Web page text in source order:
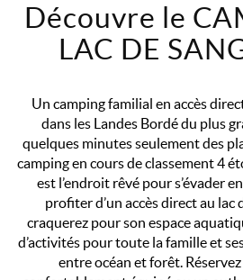
Découvre le
LAC DE
Un camping familial en accès
dans les Landes Bordé du plus
quelques minutes seulement des
camping en cours de classement 4
est l’endroit rêvé pour s’évader
profiter d’un accès direct au lac
craquerez pour son espace
d’activités pour toute la famille et
entre océan et forêt.